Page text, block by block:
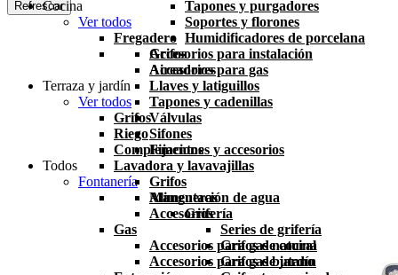
Cocina
Ver todos
Fregadero
Grifos
Aireadores
Llaves y latiguillos
Tapones y cadenillas
Válvulas
Sifones
Fijaciones y accesorios
Lavadora y lavavajillas
Grifos
Mangueras
Accesorios
Gas
Accesorios para gas natural
Accesorios para gas butano
Tapones y purgadores
Soportes y florones
Humidificadores de porcelana
Accesorios para instalación
Accesorios para gas
Terraza y jardín
Ver todos
Grifos
Riego
Complementos
Todos
Fontanería
Alimentación de agua
Grifería
Series de grifería
Grifos de cocina
Grifos de jardín